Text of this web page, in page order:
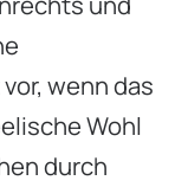
wenn das
Wohl
durch